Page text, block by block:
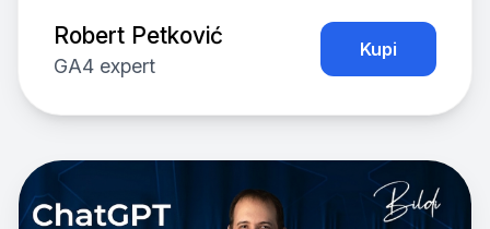
Robert Petković
GA4 expert
Kupi